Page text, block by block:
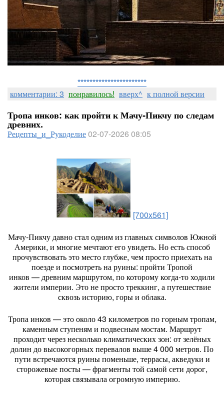
***********************
комментарии: 3 понравилось! вверх^ к полной версии
Тропа инков: как пройти к Мачу‑Пикчу по следам
древних.
Рецепты_и_Рукоделие02-07-2026 08:05
[700x561]
Мачу‑Пикчудавносталоднимизглавныхсимволов Южной
Америки, и многиемечтаютегоувидеть. Ноестьспособ
прочувствоватьэтоместоглубже, чемпростоприехатьна
поездеи посмотретьнаруины: пройти Тропой
инков — древниммаршрутом, покоторомукогда‑тоходили
жители империи. Этонепростотреккинг, апутешествие
сквозьисторию, горыи облака.
Тропаинков — этооколо43 километров погорнымтропам,
каменнымступенями подвесныммостам. Маршрут
проходитчерезнесколькоклиматическихзон: отзелёных
долин довысокогорныхперевалов выше4000 метров. По
пути встречаютсяруиныпоменьше, террасы, акведуки и
сторожевыепосты— фрагментытой самой сети дорог,
котораясвязывалаогромнуюимперию.